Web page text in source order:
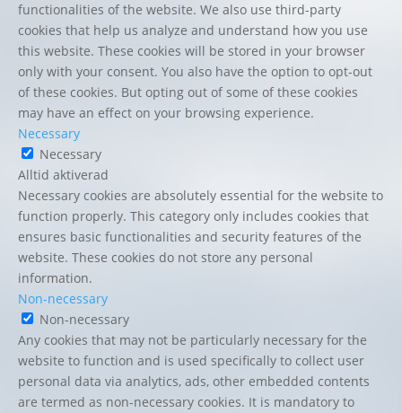
functionalities of the website. We also use third-party
cookies that help us analyze and understand how you use
this website. These cookies will be stored in your browser
only with your consent. You also have the option to opt-out
of these cookies. But opting out of some of these cookies
may have an effect on your browsing experience.
Necessary
Necessary
Alltid aktiverad
Necessary cookies are absolutely essential for the website to
function properly. This category only includes cookies that
ensures basic functionalities and security features of the
website. These cookies do not store any personal
information.
Non-necessary
Non-necessary
Any cookies that may not be particularly necessary for the
website to function and is used specifically to collect user
personal data via analytics, ads, other embedded contents
are termed as non-necessary cookies. It is mandatory to